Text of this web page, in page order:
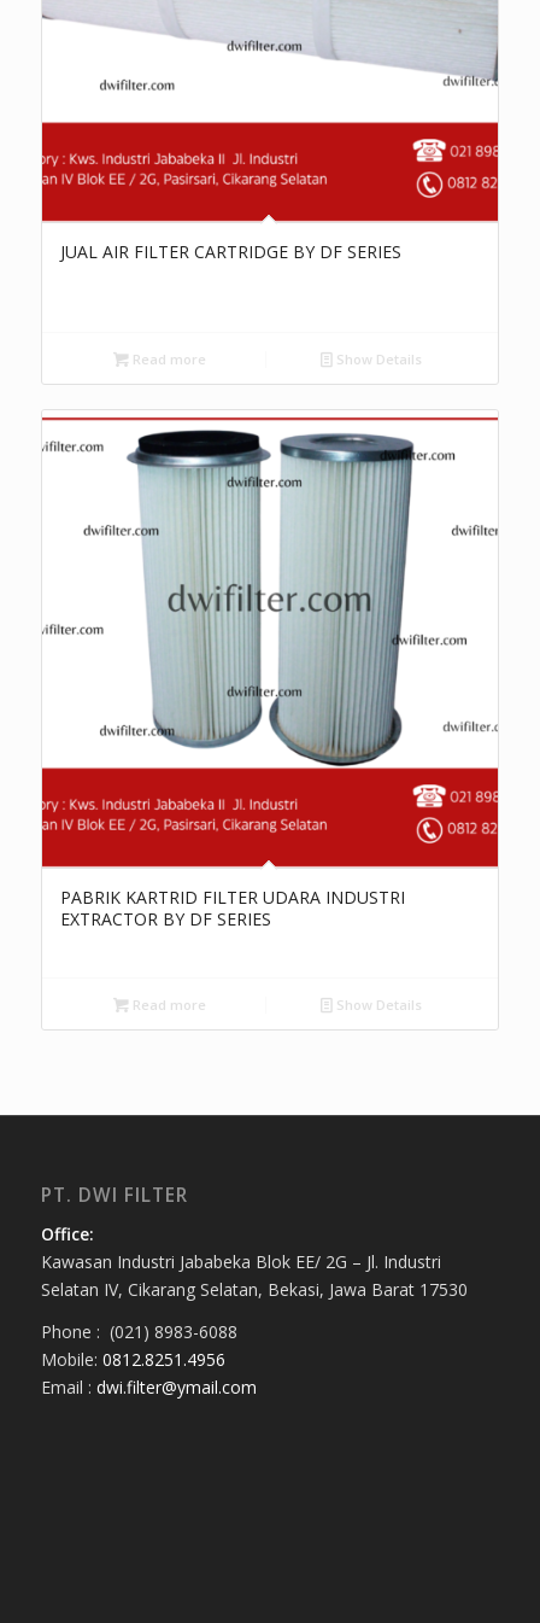
JUAL AIR FILTER CARTRIDGE BY DF SERIES
Read more Show Details
PABRIK KARTRID FILTER UDARA INDUSTRI
EXTRACTOR BY DF SERIES
Read more Show Details
PT. DWI FILTER
Office:
Kawasan Industri Jababeka Blok EE/ 2G – Jl. Industri
Selatan IV, Cikarang Selatan, Bekasi, Jawa Barat 17530
Phone : (021) 8983-6088
Mobile: 0812.8251.4956
Email : dwi.filter@ymail.com